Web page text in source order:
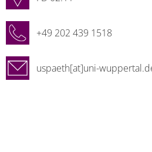
+49 202 439 1518
uspaeth[at]uni-